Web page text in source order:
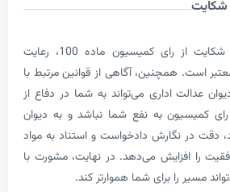
یکی از نکات کلیدی در شکایت از رای کمیسیون ماده 100، رعایت
آگاهی از قوانین مرتبط با
عدالت اداری می‌تواند به شما در دفاع از
نفع شما نباشد و به دیوان
دادخواست و استناد به مواد
می‌دهد. در نهایت، مشورت با
شما هموارتر کند.